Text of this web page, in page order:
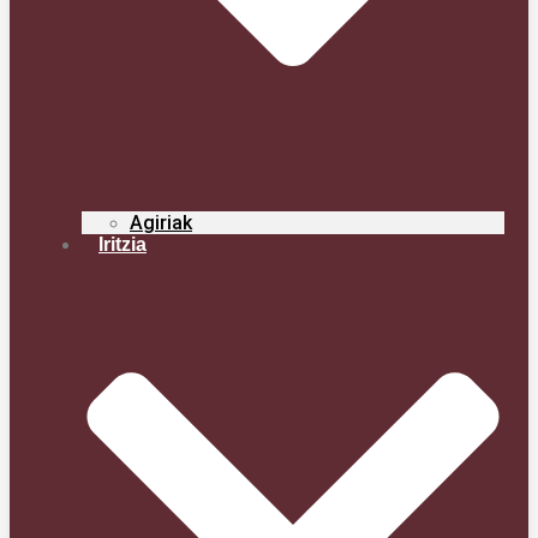
Agi­riak
Iritzia